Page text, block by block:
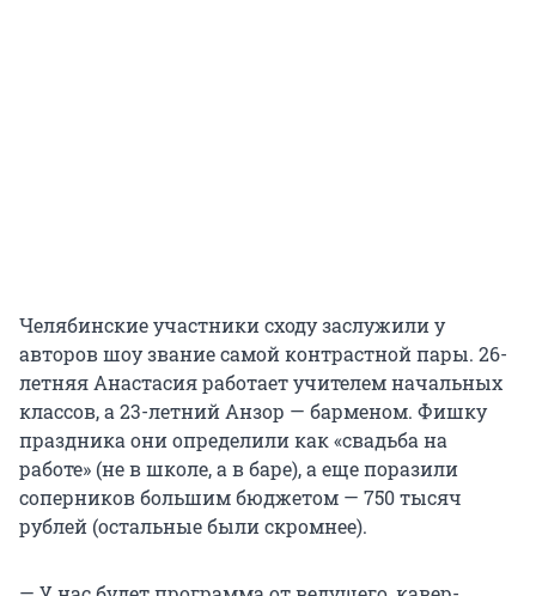
Челябинские участники сходу заслужили у
авторов шоу звание самой контрастной пары. 26-
летняя Анастасия работает учителем начальных
классов, а 23-летний Анзор — барменом. Фишку
праздника они определили как «свадьба на
работе» (не в школе, а в баре), а еще поразили
соперников большим бюджетом — 750 тысяч
рублей (остальные были скромнее).